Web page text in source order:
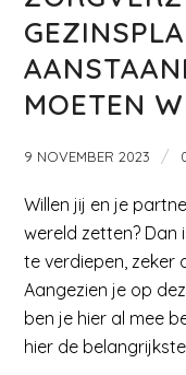
MOETEN
9 NOVEMBER 2023 /
Willen jij en je
wereld zetten? Dan
te verdiepen, zeker
Aangezien je op
ben je hier al mee
hier de